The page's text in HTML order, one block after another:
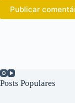
Publicar
Posts Populares